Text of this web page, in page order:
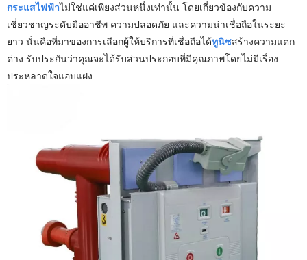
กระแสไฟฟ้าไม่ใช่แค่เพียงส่วนหนึ่งเท่านั้น โดยเกี่ยวข้องกับความ
เชี่ยวชาญระดับมืออาชีพ ความปลอดภัย และความน่าเชื่อถือในระยะ
ยาว นั่นคือที่มาของการเลือกผู้ให้บริการที่เชื่อถือได้ทูนิซสร้างความแตก
ต่าง รับประกันว่าคุณจะได้รับส่วนประกอบที่มีคุณภาพโดยไม่มีเรื่อง
ประหลาดใจแอบแฝง